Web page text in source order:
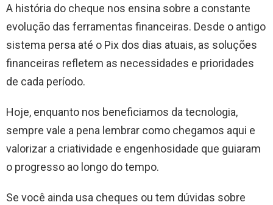
A história do cheque nos ensina sobre a constante
evolução das ferramentas financeiras. Desde o antigo
sistema persa até o Pix dos dias atuais, as soluções
financeiras refletem as necessidades e prioridades
de cada período.
Hoje, enquanto nos beneficiamos da tecnologia,
sempre vale a pena lembrar como chegamos aqui e
valorizar a criatividade e engenhosidade que guiaram
o progresso ao longo do tempo.
Se você ainda usa cheques ou tem dúvidas sobre